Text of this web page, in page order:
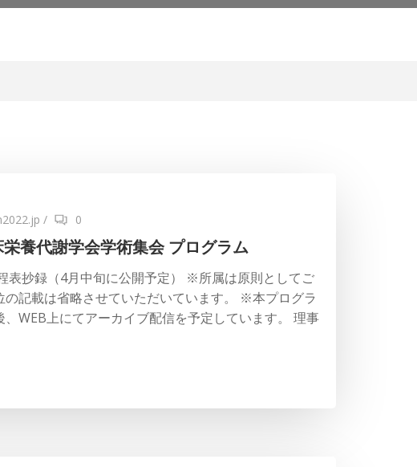
/ 0
養代謝学会学術集会 プログラム
表抄録（4月中旬に公開予定） ※所属は原則としてご
の記載は省略させていただいています。 ※本プログラ
、WEB上にてアーカイブ配信を予定しています。 理事